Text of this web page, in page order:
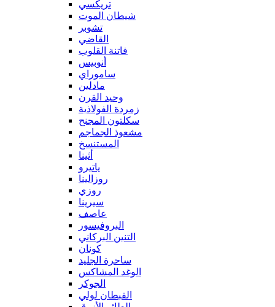
تريكسي
شيطان الموت
تشوبر
القاضي
فاتنة القلوب
أنوبيس
ساموراي
مادلين
وحيد القرن
زمردة الفولاذية
سكلتون المجنح
مشعوذ الجماجم
المستنسخ
أثينا
ياتيرو
روزالينا
روزي
سيرينا
عاصف
البروفيسور
التنين البركاني
كونان
ساحرة الجليد
الوغد المشاكس
الجوكر
القبطان لولي